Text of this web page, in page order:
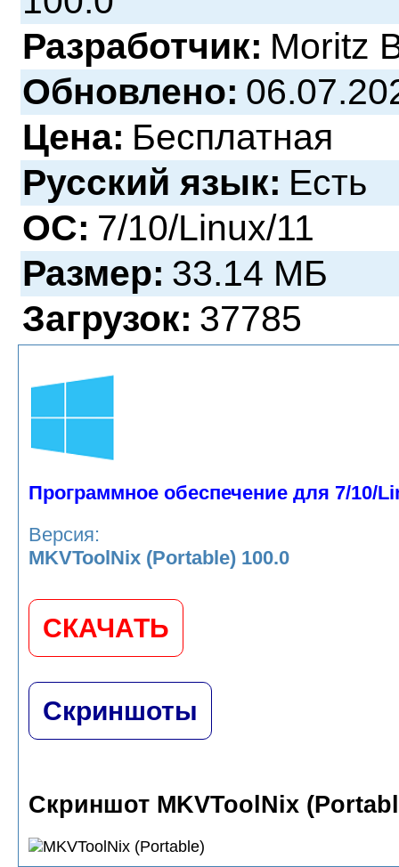
Разработчик: Moritz
Обновлено:
Цена: Бесплатная
Русский язык: Есть
ОС: 7/10/Linux/11
Размер: 33.14 МБ
Загрузок: 37785
Программное обеспечение для 7/10/
Версия:
MKVToolNix (Portable) 100.0
СКАЧАТЬ
Скриншоты
Скриншот MKVToolNix